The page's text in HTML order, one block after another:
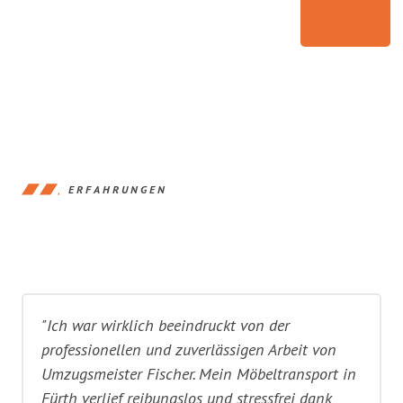
ERFAHRUNGEN
"Ich war wirklich beeindruckt von der
professionellen und zuverlässigen Arbeit von
Umzugsmeister Fischer. Mein Möbeltransport in
Fürth verlief reibungslos und stressfrei dank